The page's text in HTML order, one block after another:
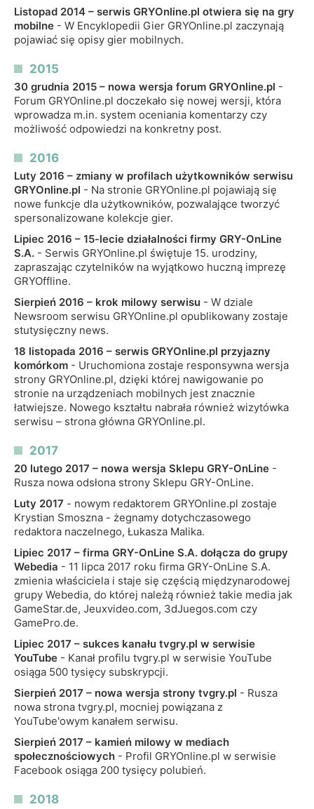
Listopad 2014 – serwis GRYOnline.pl otwiera się na gry
mobilne - W Encyklopedii Gier GRYOnline.pl zaczynają
pojawiać się opisy gier mobilnych.
2015
30 grudnia 2015 – nowa wersja forum GRYOnline.pl -
Forum GRYOnline.pl doczekało się nowej wersji, która
wprowadza m.in. system oceniania komentarzy czy
możliwość odpowiedzi na konkretny post.
2016
Luty 2016 – zmiany w profilach użytkowników serwisu
GRYOnline.pl - Na stronie GRYOnline.pl pojawiają się
nowe funkcje dla użytkowników, pozwalające tworzyć
spersonalizowane kolekcje gier.
Lipiec 2016 – 15-lecie działalności firmy GRY-OnLine
S.A. - Serwis GRYOnline.pl świętuje 15. urodziny,
zapraszając czytelników na wyjątkowo huczną imprezę
GRYOffline.
Sierpień 2016 – krok milowy serwisu - W dziale
Newsroom serwisu GRYOnline.pl opublikowany zostaje
stutysięczny news.
18 listopada 2016 – serwis GRYOnline.pl przyjazny
komórkom - Uruchomiona zostaje responsywna wersja
strony GRYOnline.pl, dzięki której nawigowanie po
stronie na urządzeniach mobilnych jest znacznie
łatwiejsze. Nowego kształtu nabrała również wizytówka
serwisu – strona główna GRYOnline.pl.
2017
20 lutego 2017 – nowa wersja Sklepu GRY-OnLine -
Rusza nowa odsłona strony Sklepu GRY-OnLine.
Luty 2017 - nowym redaktorem GRYOnline.pl zostaje
Krystian Smoszna - żegnamy dotychczasowego
redaktora naczelnego, Łukasza Malika.
Lipiec 2017 – firma GRY-OnLine S.A. dołącza do grupy
Webedia - 11 lipca 2017 roku firma GRY-OnLine S.A.
zmienia właściciela i staje się częścią międzynarodowej
grupy Webedia, do której należą również takie media jak
GameStar.de, Jeuxvideo.com, 3dJuegos.com czy
GamePro.de.
Lipiec 2017 – sukces kanału tvgry.pl w serwisie
YouTube - Kanał profilu tvgry.pl w serwisie YouTube
osiąga 500 tysięcy subskrypcji.
Sierpień 2017 – nowa wersja strony tvgry.pl - Rusza
nowa strona tvgry.pl, mocniej powiązana z
YouTube'owym kanałem serwisu.
Sierpień 2017 – kamień milowy w mediach
społecznościowych - Profil GRYOnline.pl w serwisie
Facebook osiąga 200 tysięcy polubień.
2018